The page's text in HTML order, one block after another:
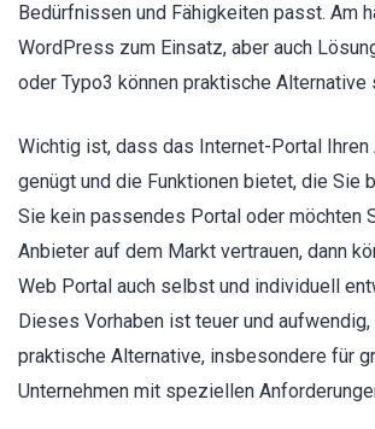
Bedürfnissen und Fähigkeiten passt. Am
WordPress zum Einsatz, aber auch
oder Typo3 können praktische Alternative
Wichtig ist, dass das Internet-Portal Ihren
genügt und die Funktionen bietet, die Sie
Sie kein passendes Portal oder möchten
Anbieter auf dem Markt vertrauen, dann
Web Portal auch selbst und individuell
Dieses Vorhaben ist teuer und aufwendig,
praktische Alternative, insbesondere für
Unternehmen mit speziellen